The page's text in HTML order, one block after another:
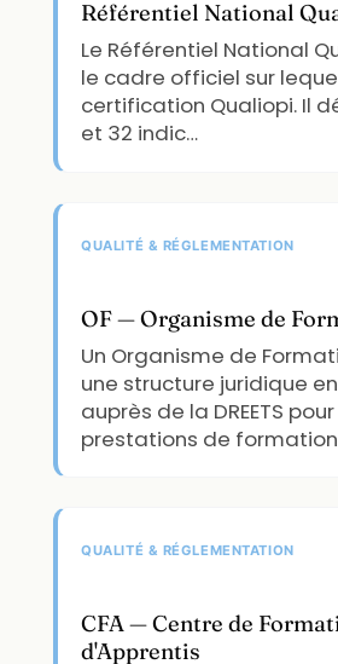
Référentiel National
Le Référentiel National
le cadre officiel sur
certification Qualiopi. Il
et 32 indic…
QUALITÉ & RÉGLEMENTATION
OF — Organisme de
Un Organisme de
une structure juridique
auprès de la DREETS
prestations de
QUALITÉ & RÉGLEMENTATION
CFA — Centre de
d'Apprentis